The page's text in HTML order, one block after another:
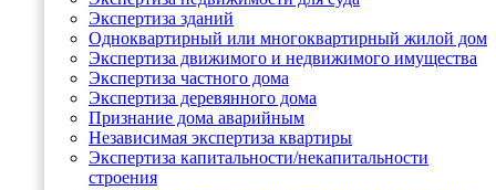
Экспертиза зданий
Одноквартирный или многоквартирный жилой дом
Экспертиза движимого и недвижимого имущества
Экспертиза частного дома
Экспертиза деревянного дома
Признание дома аварийным
Независимая экспертиза квартиры
Экспертиза капитальности/некапитальности
строения